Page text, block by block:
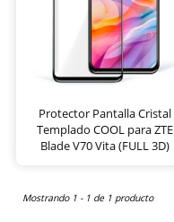
Protector Pantalla Cristal
Templado COOL para ZTE
Blade V70 Vita (FULL 3D)
Mostrando 1 - 1 de 1 producto